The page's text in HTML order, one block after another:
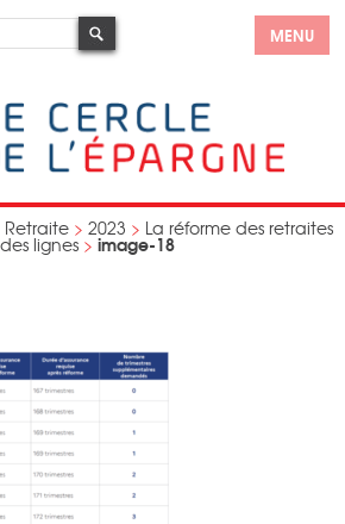
MENU
Retraite > 2023 > La réforme des retraites
lignes > image-18